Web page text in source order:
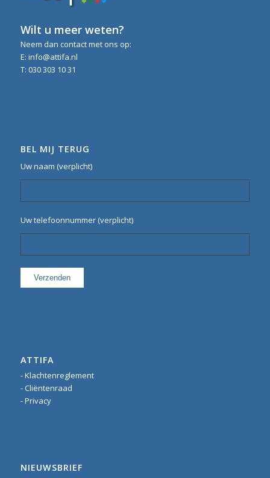
Wilt u meer weten?
Neem dan contact met ons op:
E: info@attifa.nl
T: 030 303 10 31
BEL MIJ TERUG
Uw naam (verplicht)
Uw telefoonnummer (verplicht)
ATTIFA
- Klachtenreglement
- Cliëntenraad
- Privacy
NIEUWSBRIEF